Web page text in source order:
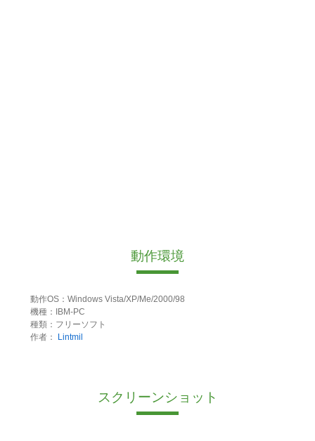
動作環境
動作OS：Windows Vista/XP/Me/2000/98
機種：IBM-PC
種類：フリーソフト
作者：
Lintmil
スクリーンショット